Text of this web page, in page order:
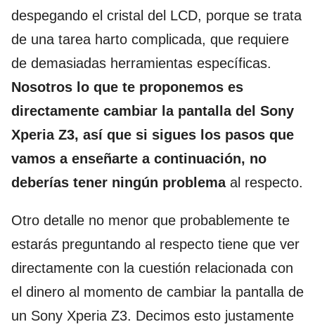
despegando el cristal del LCD, porque se trata
de una tarea harto complicada, que requiere
de demasiadas herramientas específicas.
Nosotros lo que te proponemos es
directamente cambiar la pantalla del Sony
Xperia Z3, así que si sigues los pasos que
vamos a enseñarte a continuación, no
deberías tener ningún problemaal respecto.
Otro detalle no menor que probablemente te
estarás preguntando al respecto tiene que ver
directamente con la cuestión relacionada con
el dinero al momento de cambiar la pantalla de
un Sony Xperia Z3. Decimos esto justamente